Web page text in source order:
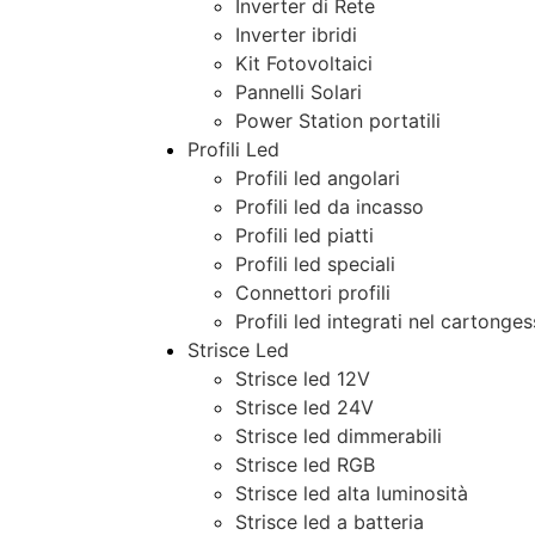
Inverter di Rete
Inverter ibridi
Kit Fotovoltaici
Pannelli Solari
Power Station portatili
Profili Led
Profili led angolari
Profili led da incasso
Profili led piatti
Profili led speciali
Connettori profili
Profili led integrati nel
Strisce Led
Strisce led 12V
Strisce led 24V
Strisce led dimmerabili
Strisce led RGB
Strisce led alta luminosità
Strisce led a batteria